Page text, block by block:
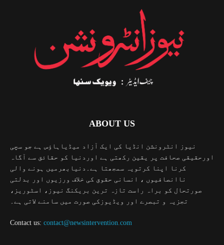
ABOUT US
نیوز انٹرونشن انڈیا کی ایک آزاد میڈیاہاؤس ہے جو سچی
اورحقیقی صحافت پر یقین رکھتی ہے اوردنیا کو حقائق سے آگاہ
کرنا اپنا کرتویہ سمجھتا ہے۔دنیابھرمیں ہونے والی
ناانصافیوں ، انسانی حقوق کی خلاف ورزیوں اور بدلتی
صورتحال کو براہ راست تازہ ترین بریکنگ نیوز، اسٹوریز،
تجزیہ و تبصرے اور ویڈیوزکی صورت میں سامنے لاتی ہے۔
Contact us: contact@newsintervention.com